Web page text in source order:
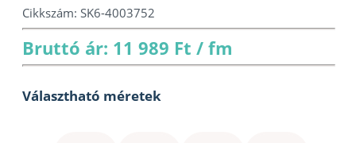
Cikkszám: SK6-4003752
Bruttó ár: 11 989 Ft / fm
Választható méretek